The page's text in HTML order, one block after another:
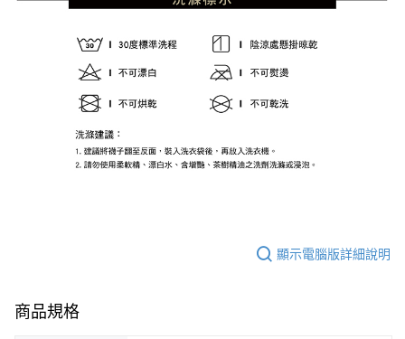
顯示電腦版詳細說明
商品規格